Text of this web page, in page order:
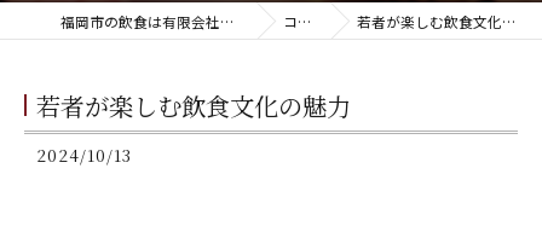
福岡市の飲食は有限会社風林火山 コラム 若者が楽しむ飲食文化の魅力
若者が楽しむ飲食文化の魅力
2024/10/13